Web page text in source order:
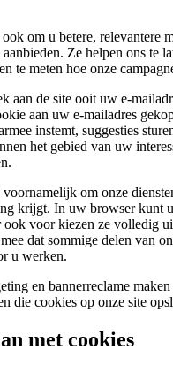
om u betere, relevantere
Ze helpen ons te
te meten hoe onze
aan de site ooit uw e-
aan uw e-mailadres
instemt, suggesties
het gebied van uw
om onze
krijgt. In uw browser kunt
ook voor kiezen ze volledig
dat sommige delen van
u werken.
en bannerreclame
die cookies op onze site
met cookies